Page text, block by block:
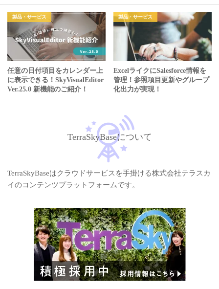
製品・サービス
任意の日付項目をカレンダー上
に表示できる！SkyVisualEditor
Ver.25.0 新機能のご紹介！
製品・サービス
ExcelライクにSalesforce情報を
管理！参照項目更新やグループ
化出力が実現！
TerraSkyBaseについて
TerraSkyBaseはクラウドサービスを手掛ける株式会社テラスカ
イのコンテンツプラットフォームです。